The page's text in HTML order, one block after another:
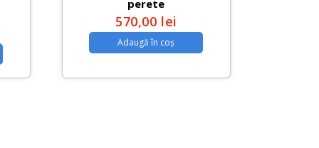
perete
570,00 lei
Adaugă în coș